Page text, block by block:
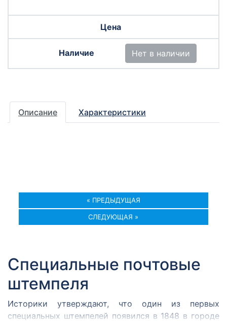
Нет в наличии
Описание Характеристики
« ПРЕДЫДУЩАЯ
СЛЕДУЮЩАЯ »
Специальные почтовые
штемпеля
Историки утверждают, что один из первых
специальных штемпелей появился в 1848 в городе